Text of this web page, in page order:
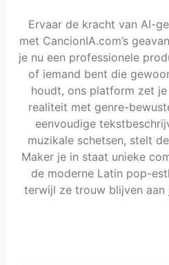
Ervaar de kracht van AI-
met CancionIA.com’s
je nu een professionele
of iemand bent die
houdt, ons platform zet
realiteit met genre-
eenvoudige
muzikale schetsen, stelt
Maker je in staat unieke
de moderne Latin pop-
terwijl ze trouw blijven aan